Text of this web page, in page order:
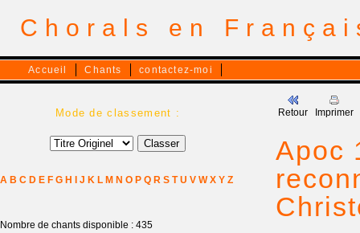
Chorals en
Accueil Chants contactez-moi
Mode de classement :
A B C D E F G H J K L M N O P Q R S T U V W X Y Z
Nombre de chants disponible : 435
Retour Imprimer
Apoc